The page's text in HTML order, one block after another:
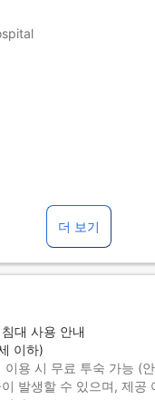
더 보기
대 사용 안내
이하)
이용 시 무료 투숙 가능 (
발생할 수 있으며, 제공